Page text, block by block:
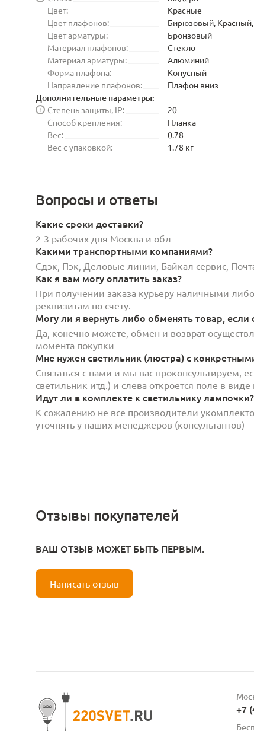
Цвет:
Красные
Цвет плафонов:
Бирюзовый,
Цвет арматуры:
Бронзовый
Материал плафонов:
Стекло
Материал арматуры:
Алюминий
Форма плафона:
Конусный
Направление плафонов:
Плафон вниз
Дополнительные параметры:
Степень защиты, IP:
?
20
Способ крепления:
Планка
Вес:
0.78
Вес с упаковкой:
1.78 кг
Вопросы и ответы
Какие сроки доставки?
2-3 рабочих дня Москва и обл
Какими транспортными компаниями?
Сдэк, Пэк, Деловые линии, Байкал сервис,
Как я вам могу оплатить заказ?
При получении заказа курьеру наличными
реквизитам по счету.
Могу ли я вернуть либо обменять товар,
Да, конечно можете, обмен и возврат
момента покупки
Мне нужен светильник (люстра) с
Связаться с нами и мы вас проконсультируем,
светильник итд.) и слева откроется поле в
Идут ли в комплекте к светильнику лампочки?
К сожалению не все производители
уточнять у наших менеджеров (консультантов)
Отзывы покупателей
ВАШ ОТЗЫВ МОЖЕТ БЫТЬ ПЕРВЫМ.
Написать отзыв
+7